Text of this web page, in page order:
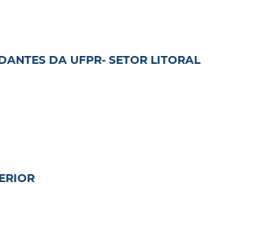
DA UFPR- SETOR LITORAL